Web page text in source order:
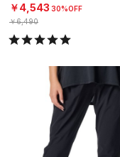
￥4,543 30%OFF
￥6,490